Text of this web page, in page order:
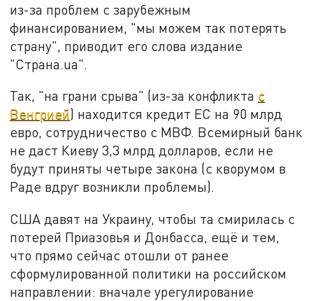
из-за проблем с зарубежным
финансированием, "мы можем так потерять
страну", приводит его слова издание
"Страна.ua".
Так, "на грани срыва" (из-за конфликта с
Венгрией) находится кредит ЕС на 90 млрд
евро, сотрудничество с МВФ. Всемирный банк
не даст Киеву 3,3 млрд долларов, если не
будут приняты четыре закона (с кворумом в
Раде вдруг возникли проблемы).
США давят на Украину, чтобы та смирилась с
потерей Приазовья и Донбасса, ещё и тем,
что прямо сейчас отошли от ранее
сформулированной политики на российском
направлении: вначале урегулирование